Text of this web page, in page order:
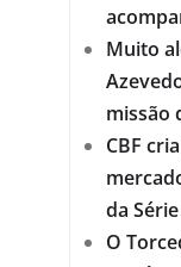
Muito
missão
CBF
da
O